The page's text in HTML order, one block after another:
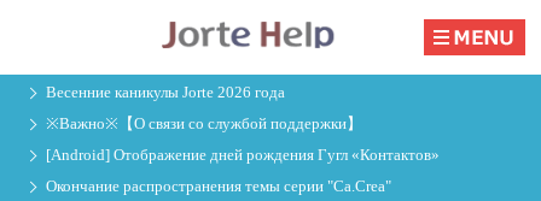
Весенние каникулы Jorte 2026 года
※Важно※【О связи со службой поддержки】
[Android] Отображение дней рождения Гугл «Контактов»
Окончание распространения темы серии "Ca.Crea"